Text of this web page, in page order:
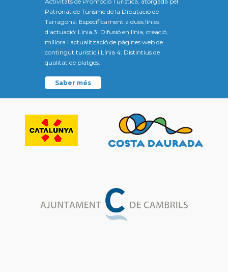
Patronat de Turisme de la Diputació de
Tarragona. Específicament a dues línies
d'actuació: Línia 3: Difusió en línia, creació,
millora i actualització de pàgines web de
contingut turístic i Línia 4: Distintius de
qualitat de platges.
Saber més